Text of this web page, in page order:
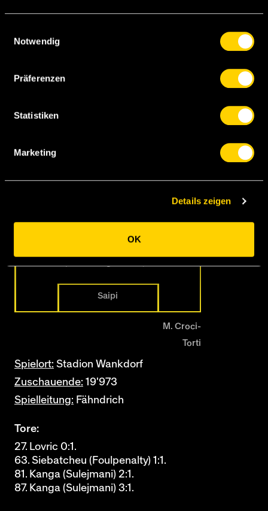
Notwendig
Präferenzen
Statistiken
Marketing
Details zeigen
OK
Saipi
M. Croci-
Torti
Spielort: Stadion Wankdorf
Zuschauende: 19'973
Spielleitung: Fähndrich
Tore:
27. Lovric 0:1.
63. Siebatcheu (Foulpenalty) 1:1.
81. Kanga (Sulejmani) 2:1.
87. Kanga (Sulejmani) 3:1.